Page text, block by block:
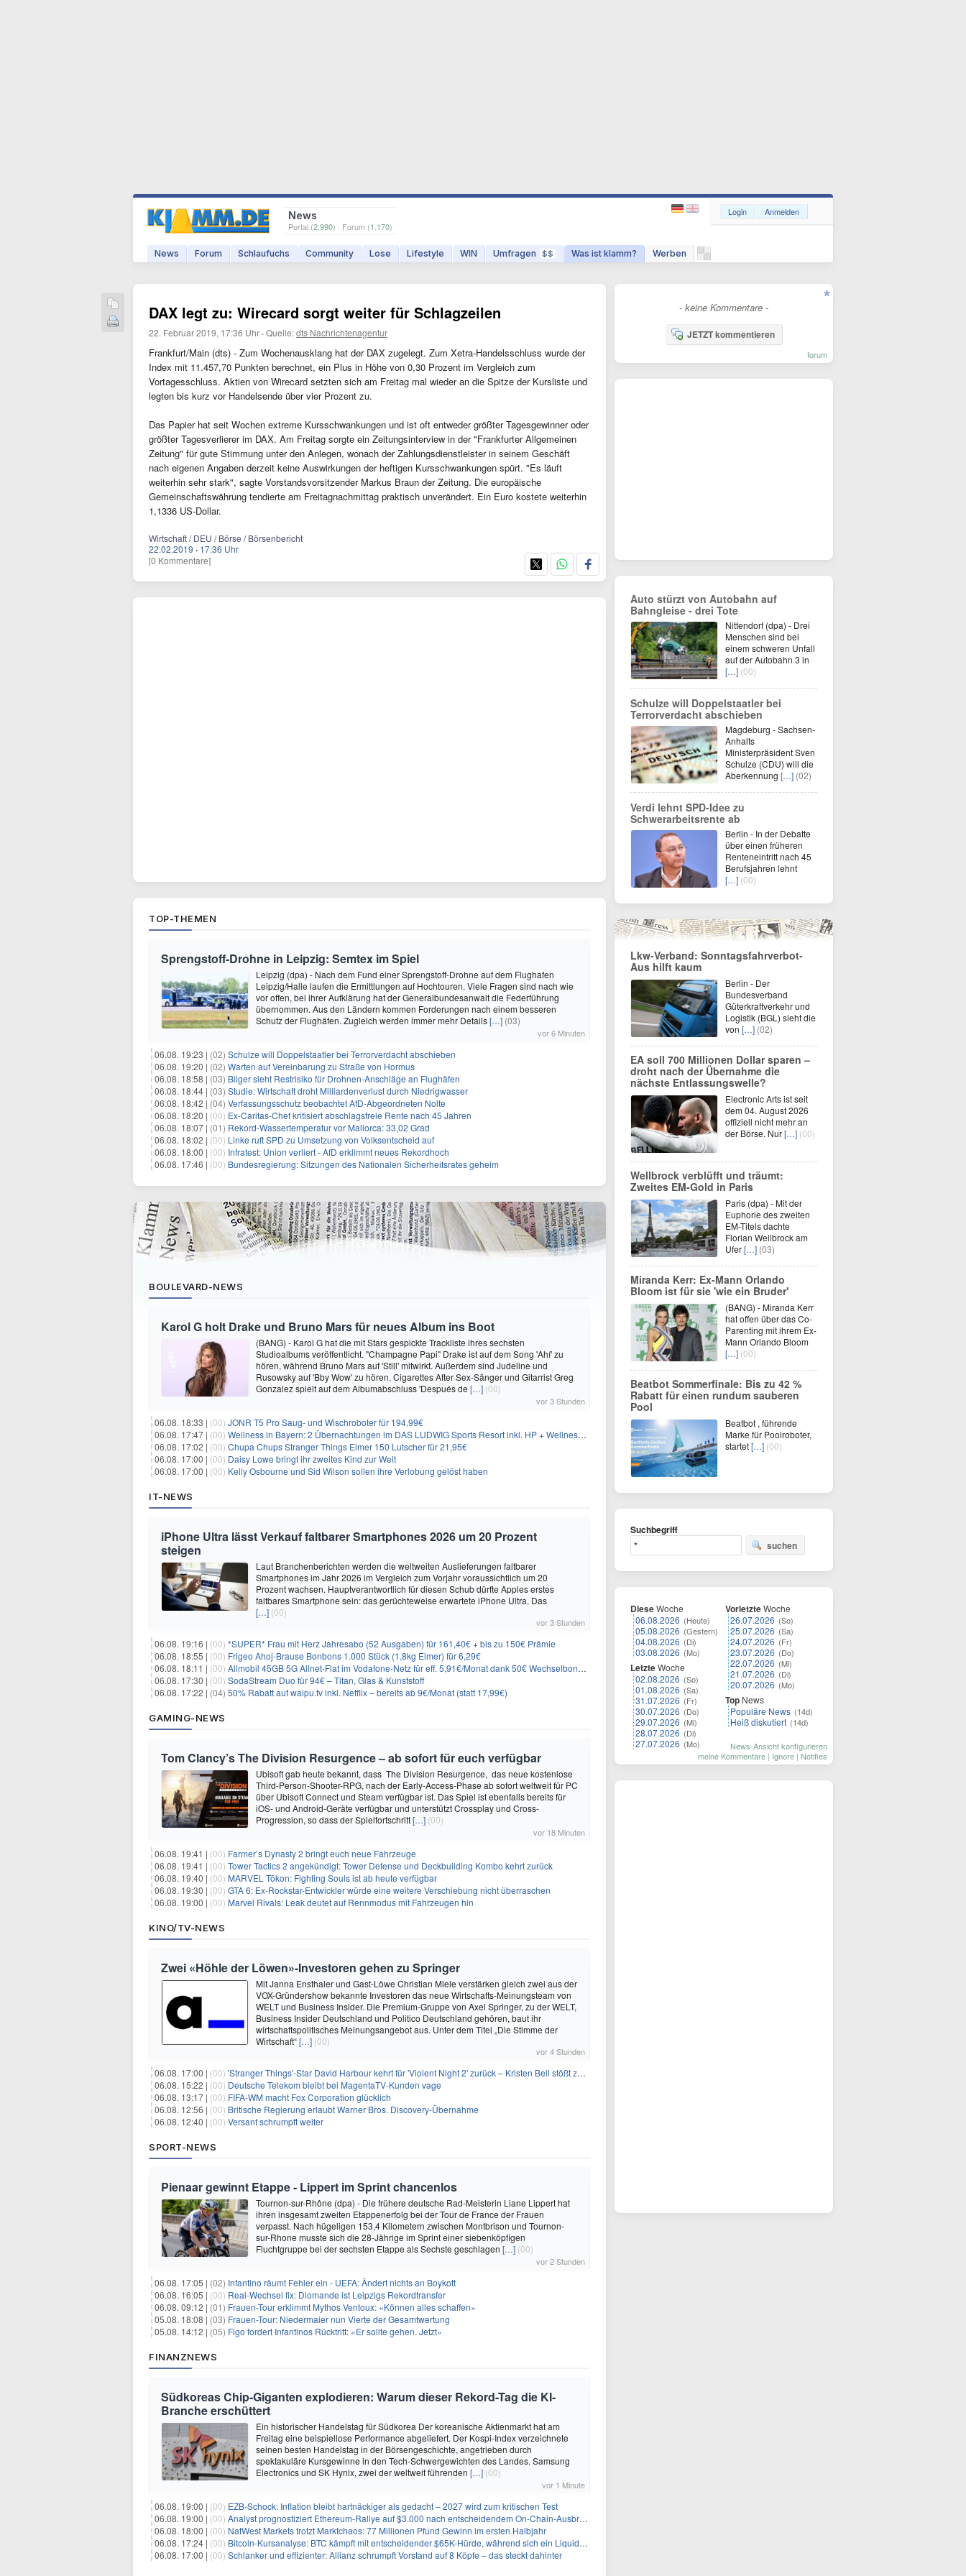
News
Portal (2.990) · Forum (1.170)
News Forum Schlaufuchs Community Lose Lifestyle WIN Umfragen $$ Was ist klamm? Werben
Login Anmelden
DAX legt zu: Wirecard sorgt weiter für Schlagzeilen
22. Februar 2019, 17:36 Uhr ·Quelle:dts Nachrichtenagentur
Frankfurt/Main (dts) - Zum Wochenausklang hat der DAX zugelegt. Zum Xetra-Handelsschluss wurde der
Index mit 11.457,70 Punkten berechnet, ein Plus in Höhe von 0,30 Prozent im Vergleich zum
Vortagesschluss. Aktien von Wirecard setzten sich am Freitag mal wieder an die Spitze der Kursliste und
legten bis kurz vor Handelsende über vier Prozent zu.
Das Papier hat seit Wochen extreme Kursschwankungen und ist oft entweder größter Tagesgewinner oder
größter Tagesverlierer im DAX. Am Freitag sorgte ein Zeitungsinterview in der "Frankfurter Allgemeinen
Zeitung" für gute Stimmung unter den Anlegen, wonach der Zahlungsdienstleister in seinem Geschäft
nach eigenen Angaben derzeit keine Auswirkungen der heftigen Kursschwankungen spürt. "Es läuft
weiterhin sehr stark", sagte Vorstandsvorsitzender Markus Braun der Zeitung. Die europäische
Gemeinschaftswährung tendierte am Freitagnachmittag praktisch unverändert. Ein Euro kostete weiterhin
1,1336 US-Dollar.
Wirtschaft / DEU / Börse / Börsenbericht
22.02.2019 · 17:36 Uhr
[0 Kommentare]
TOP-THEMEN
Sprengstoff-Drohne in Leipzig: Semtex im Spiel
Leipzig (dpa) - Nach dem Fund einer Sprengstoff-Drohne auf dem Flughafen
Leipzig/Halle laufen die Ermittlungen auf Hochtouren. Viele Fragen sind nach wie
vor offen, bei ihrer Aufklärung hat der Generalbundesanwalt die Federführung
übernommen. Aus den Ländern kommen Forderungen nach einem besseren
Schutz der Flughäfen. Zugleich werden immer mehr Details[…] (03)
vor 6 Minuten
06.08. 19:23 | (02) Schulze will Doppelstaatler bei Terrorverdacht abschieben
06.08. 19:20 | (02) Warten auf Vereinbarung zu Straße von Hormus
06.08. 18:58 | (03) Bilger sieht Restrisiko für Drohnen-Anschläge an Flughäfen
06.08. 18:44 | (03) Studie: Wirtschaft droht Milliardenverlust durch Niedrigwasser
06.08. 18:42 | (04) Verfassungsschutz beobachtet AfD-Abgeordneten Nolte
06.08. 18:20 | (00) Ex-Caritas-Chef kritisiert abschlagsfreie Rente nach 45 Jahren
06.08. 18:07 | (01) Rekord-Wassertemperatur vor Mallorca: 33,02 Grad
06.08. 18:02 | (00) Linke ruft SPD zu Umsetzung von Volksentscheid auf
06.08. 18:00 | (00) Infratest: Union verliert - AfD erklimmt neues Rekordhoch
06.08. 17:46 | (00) Bundesregierung: Sitzungen des Nationalen Sicherheitsrates geheim
BOULEVARD-NEWS
Karol G holt Drake und Bruno Mars für neues Album ins Boot
(BANG) - Karol G hat die mit Stars gespickte Trackliste ihres sechsten
Studioalbums veröffentlicht. "Champagne Papi" Drake ist auf dem Song 'Ahí' zu
hören, während Bruno Mars auf 'Still' mitwirkt. Außerdem sind Judeline und
Rusowsky auf 'Bby Wow' zu hören. Cigarettes After Sex-Sänger und Gitarrist Greg
Gonzalez spielt auf dem Albumabschluss 'Después de […] (00)
vor 3 Stunden
06.08. 18:33 | (00) JONR T5 Pro Saug- und Wischroboter für 194,99€
06.08. 17:47 | (00) Wellness in Bayern: 2 Übernachtungen im DAS LUDWIG Sports Resort inkl. HP + Wellness ab 174€ p.P.
06.08. 17:02 | (00) Chupa Chups Stranger Things Eimer 150 Lutscher für 21,95€
06.08. 17:00 | (00) Daisy Lowe bringt ihr zweites Kind zur Welt
06.08. 17:00 | (00) Kelly Osbourne und Sid Wilson sollen ihre Verlobung gelöst haben
IT-NEWS
iPhone Ultra lässt Verkauf faltbarer Smartphones 2026 um 20 Prozent
steigen
Laut Branchenberichten werden die weltweiten Auslieferungen faltbarer
Smartphones im Jahr 2026 im Vergleich zum Vorjahr voraussichtlich um 20
Prozent wachsen. Hauptverantwortlich für diesen Schub dürfte Apples erstes
faltbares Smartphone sein: das gerüchteweise erwartete iPhone Ultra. Das
[…] (00)
vor 3 Stunden
06.08. 19:16 | (00) *SUPER* Frau mit Herz Jahresabo (52 Ausgaben) für 161,40€ + bis zu 150€ Prämie
06.08. 18:55 | (00) Frigeo Ahoj-Brause Bonbons 1.000 Stück (1,8kg Eimer) für 6,29€
06.08. 18:11 | (00) Allmobil 45GB 5G Allnet-Flat im Vodafone-Netz für eff. 5,91€/Monat dank 50€ Wechselbonus + 0€ AG
06.08. 17:30 | (00) SodaStream Duo für 94€ – Titan, Glas & Kunststoff
06.08. 17:22 | (04) 50% Rabatt auf waipu.tv inkl. Netflix – bereits ab 9€/Monat (statt 17,99€)
GAMING-NEWS
Tom Clancy’s The Division Resurgence – ab sofort für euch verfügbar
Ubisoft gab heute bekannt, dass The Division Resurgence, das neue kostenlose
Third-Person-Shooter-RPG, nach der Early-Access-Phase ab sofort weltweit für PC
über Ubisoft Connect und Steam verfügbar ist. Das Spiel ist ebenfalls bereits für
iOS- und Android-Geräte verfügbar und unterstützt Crossplay und Cross-
Progression, so dass der Spielfortschritt[…] (00)
vor 18 Minuten
06.08. 19:41 | (00) Farmer’s Dynasty 2 bringt euch neue Fahrzeuge
06.08. 19:41 | (00) Tower Tactics 2 angekündigt: Tower Defense und Deckbuilding Kombo kehrt zurück
06.08. 19:40 | (00) MARVEL Tōkon: Fighting Souls ist ab heute verfügbar
06.08. 19:30 | (00) GTA 6: Ex-Rockstar-Entwickler würde eine weitere Verschiebung nicht überraschen
06.08. 19:00 | (00) Marvel Rivals: Leak deutet auf Rennmodus mit Fahrzeugen hin
KINO/TV-NEWS
Zwei «Höhle der Löwen»-Investoren gehen zu Springer
Mit Janna Ensthaler und Gast-Löwe Christian Miele verstärken gleich zwei aus der
VOX-Gründershow bekannte Investoren das neue Wirtschafts-Meinungsteam von
WELT und Business Insider. Die Premium-Gruppe von Axel Springer, zu der WELT,
Business Insider Deutschland und Politico Deutschland gehören, baut ihr
wirtschaftspolitisches Meinungsangebot aus. Unter dem Titel „Die Stimme der
Wirtschaft“[…] (00)
vor 4 Stunden
06.08. 17:00 | (00) 'Stranger Things'-Star David Harbour kehrt für 'Violent Night 2' zurück – Kristen Bell stößt zur Besetzung
06.08. 15:22 | (00) Deutsche Telekom bleibt bei MagentaTV-Kunden vage
06.08. 13:17 | (00) FIFA-WM macht Fox Corporation glücklich
06.08. 12:56 | (00) Britische Regierung erlaubt Warner Bros. Discovery-Übernahme
06.08. 12:40 | (00) Versant schrumpft weiter
SPORT-NEWS
Pienaar gewinnt Etappe - Lippert im Sprint chancenlos
Tournon-sur-Rhône (dpa) - Die frühere deutsche Rad-Meisterin Liane Lippert hat
ihren insgesamt zweiten Etappenerfolg bei der Tour de France der Frauen
verpasst. Nach hügeligen 153,4 Kilometern zwischen Montbrison und Tournon-
sur-Rhone musste sich die 28-Jährige im Sprint einer siebenköpfigen
Fluchtgruppe bei der sechsten Etappe als Sechste geschlagen […] (00)
vor 2 Stunden
06.08. 17:05 | (02) Infantino räumt Fehler ein - UEFA: Ändert nichts an Boykott
06.08. 16:05 | (00) Real-Wechsel fix: Diomande ist Leipzigs Rekordtransfer
06.08. 09:12 | (01) Frauen-Tour erklimmt Mythos Ventoux: «Können alles schaffen»
05.08. 18:08 | (03) Frauen-Tour: Niedermaier nun Vierte der Gesamtwertung
05.08. 14:12 | (05) Figo fordert Infantinos Rücktritt: «Er sollte gehen. Jetzt»
FINANZNEWS
Südkoreas Chip-Giganten explodieren: Warum dieser Rekord-Tag die KI-
Branche erschüttert
Ein historischer Handelstag für Südkorea Der koreanische Aktienmarkt hat am
Freitag eine beispiellose Performance abgeliefert. Der Kospi-Index verzeichnete
seinen besten Handelstag in der Börsengeschichte, angetrieben durch
spektakuläre Kursgewinne in den Tech-Schwergewichten des Landes. Samsung
Electronics und SK Hynix, zwei der weltweit führenden […] (00)
vor 1 Minute
06.08. 19:00 | (00) EZB-Schock: Inflation bleibt hartnäckiger als gedacht – 2027 wird zum kritischen Test
06.08. 19:00 | (00) Analyst prognostiziert Ethereum-Rallye auf $3.000 nach entscheidendem On-Chain-Ausbruch
06.08. 18:00 | (00) NatWest Markets trotzt Marktchaos: 77 Millionen Pfund Gewinn im ersten Halbjahr
06.08. 17:24 | (00) Bitcoin-Kursanalyse: BTC kämpft mit entscheidender $65K-Hürde, während sich ein Liquidationscluster aufbaut
06.08. 17:00 | (00) Schlanker und effizienter: Allianz schrumpft Vorstand auf 8 Köpfe – das steckt dahinter
- keine Kommentare -
JETZT kommentieren
forum
Auto stürzt von Autobahn auf
Bahngleise - drei Tote
Nittendorf (dpa) - Drei
Menschen sind bei
einem schweren Unfall
auf der Autobahn 3 in
[…] (00)
Schulze will Doppelstaatler bei
Terrorverdacht abschieben
Magdeburg - Sachsen-
Anhalts
Ministerpräsident Sven
Schulze (CDU) will die
Aberkennung […] (02)
Verdi lehnt SPD-Idee zu
Schwerarbeitsrente ab
Berlin - In der Debatte
über einen früheren
Renteneintritt nach 45
Berufsjahren lehnt
[…] (00)
Lkw-Verband: Sonntagsfahrverbot-
Aus hilft kaum
Berlin - Der
Bundesverband
Güterkraftverkehr und
Logistik (BGL) sieht die
von […] (02)
EA soll 700 Millionen Dollar sparen –
droht nach der Übernahme die
nächste Entlassungswelle?
Electronic Arts ist seit
dem 04. August 2026
offiziell nicht mehr an
der Börse. Nur[…] (00)
Wellbrock verblüfft und träumt:
Zweites EM-Gold in Paris
Paris (dpa) - Mit der
Euphorie des zweiten
EM-Titels dachte
Florian Wellbrock am
Ufer[…] (03)
Miranda Kerr: Ex-Mann Orlando
Bloom ist für sie 'wie ein Bruder'
(BANG) - Miranda Kerr
hat offen über das Co-
Parenting mit ihrem Ex-
Mann Orlando Bloom
[…] (00)
Beatbot Sommerfinale: Bis zu 42 %
Rabatt für einen rundum sauberen
Pool
Beatbot , führende
Marke für Poolroboter,
startet[…] (00)
Suchbegriff
suchen
DieseWoche
06.08.2026 (Heute)
05.08.2026 (Gestern)
04.08.2026 (Di)
03.08.2026 (Mo)
LetzteWoche
02.08.2026 (So)
01.08.2026 (Sa)
31.07.2026 (Fr)
30.07.2026 (Do)
29.07.2026 (Mi)
28.07.2026 (Di)
27.07.2026 (Mo)
VorletzteWoche
26.07.2026 (So)
25.07.2026 (Sa)
24.07.2026 (Fr)
23.07.2026 (Do)
22.07.2026 (Mi)
21.07.2026 (Di)
20.07.2026 (Mo)
Top News
Populäre News (14d)
Heiß diskutiert (14d)
News-Ansicht konfigurieren
meine Kommentare | Ignore | Notifies